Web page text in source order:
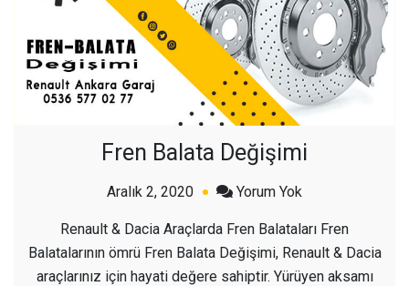
Fren Balata Değişimi
Aralık 2, 2020 Yorum Yok
Balata
Değişimi
Renault & Dacia Araçlarda Fren Balataları Fren
Balatalarının ömrü Fren Balata Değişimi, Renault & Dacia
araçlarınız için hayati değere sahiptir. Yürüyen aksamı